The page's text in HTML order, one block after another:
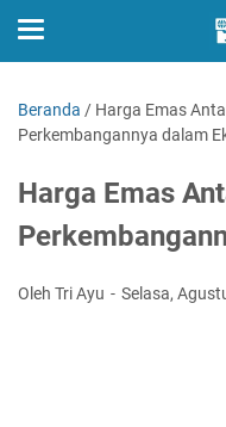
Beranda / Harga Emas
Perkembangannya dalam
Harga Emas
Oleh Tri Ayu Selasa,